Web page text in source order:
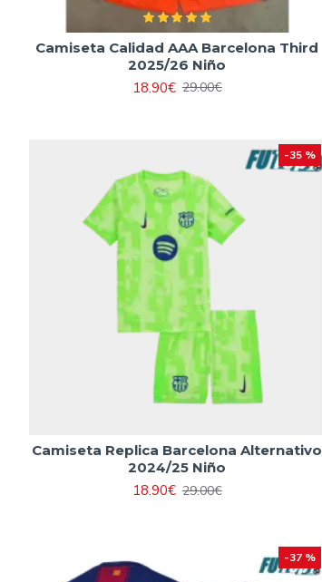
Camiseta Calidad AAA Barcelona Third
2025/26 Niño
18.90€ 29.00€
-35 %
Camiseta Replica Barcelona Alternativo
2024/25 Niño
18.90€ 29.00€
-37 %